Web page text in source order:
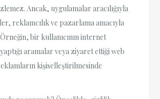
Ancak, uygulamalar aracılığıyla
reklamcılık ve pazarlama amacıyla
bir kullanıcının internet
yaptığı aramalar veya ziyaret ettiği web
kişiselleştirilmesinde